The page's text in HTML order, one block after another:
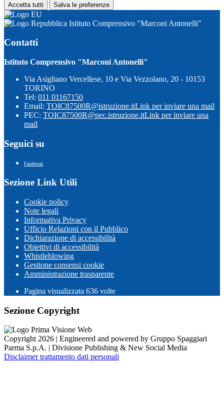
Accetta tutti Salva le preferenze
Istituto Comprensivo "Marconi Antonelli"
Contatti
Istituto Comprensivo "Marconi Antonelli"
Via Asigliano Vercellese, 10 e Via Vezzolano, 20 - 10153
TORINO
Tel: 011 01167150
Email: TOIC87500R@istruzione.itLink per inviare una mail
PEC: TOIC87500R@pec.istruzione.itLink per inviare una
mail
Seguici su
Facebook
Sezione Link Utili
Cookie policy
Note legali
Informativa Privacy
Ufficio Relazioni con il Pubblico
Dichiarazione di accessibilità
Obiettivi di accessibilità
Whistleblowing
Gestione consensi cookie
Amministrazione trasparente
Pagina visualizzata 636 volte
Sezione Copyright
Copyright 2026 | Engineered and powered by Gruppo Spaggiari
Parma S.p.A. | Divisione Publishing & New Social Media
Disclaimer trattamento dati personali